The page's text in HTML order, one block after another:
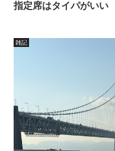
指定席はタイパがいい
雑記